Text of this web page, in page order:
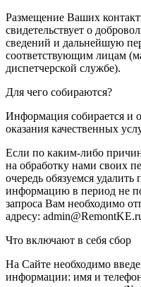
Размещение Ваших
свидетельствует о
сведений и дальнейшую
соответствующим лицам
диспетчерской службе).
Для чего собираются?
Информация собирается и
оказания качественных
Если по каким-либо
на обработку нами своих
очередь обязуемся
информацию в период не
запроса Вам необходимо
адресу:
Что включают в себя сбор
На Сайте необходимо
информации: имя и